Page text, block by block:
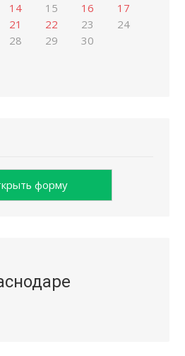
14 15 16
17
21 22 23
24
28 29 30
форму